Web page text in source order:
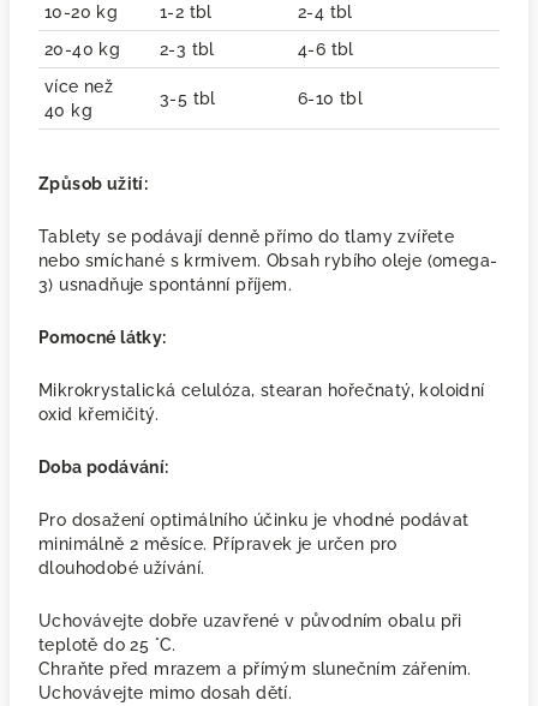
10-20 kg
1-2 tbl
2-4 tbl
20-40 kg
2-3 tbl
4-6 tbl
více než
40 kg
3-5 tbl 6-10 tbl
Způsob užití:
Tablety se podávají denně přímo do tlamy zvířete
nebo smíchané s krmivem. Obsah rybího oleje (omega-
3) usnadňuje spontánní příjem.
Pomocné látky:
Mikrokrystalická celulóza, stearan hořečnatý, koloidní
oxid křemičitý.
Doba podávání:
Pro dosažení optimálního účinku je vhodné podávat
minimálně 2 měsíce. Přípravek je určen pro
dlouhodobé užívání.
Uchovávejte dobře uzavřené v původním obalu při
teplotě do 25 °C.
Chraňte před mrazem a přímým slunečním zářením.
Uchovávejte mimo dosah dětí.